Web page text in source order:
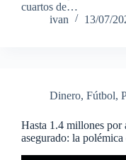
cuartos de…
ivan
13/07/
Dinero, Fútbol,
Hasta 1.4 millones por
asegurado: la